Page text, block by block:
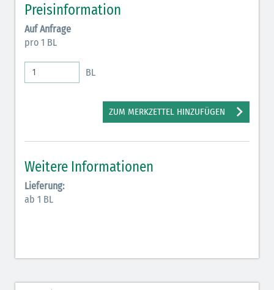
Elektrolyte (grün-pink)
Elektrolyte Kalium (grün-blau)
Elektrolyte NaCl (grün)
Hormone Insulin (braun-gelb)
Preisinformation
Auf Anfrage
pro 1 BL
BL
ZUM MERKZETTEL HINZUFÜGEN
Weitere Informationen
Lieferung:
ab 1 BL